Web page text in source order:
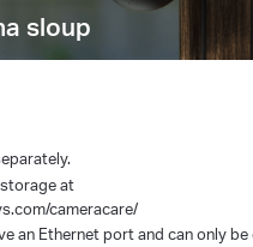
sloup
at
cameracare/
an Ethernet port and can only